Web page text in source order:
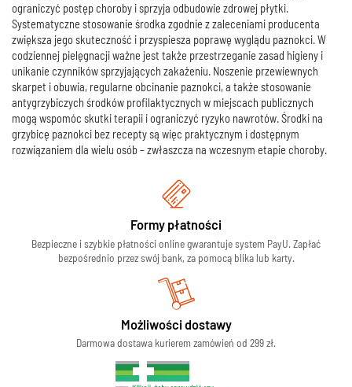
ograniczyć postęp choroby i sprzyja odbudowie zdrowej płytki.
Systematyczne stosowanie środka zgodnie z zaleceniami producenta
zwiększa jego skuteczność i przyspiesza poprawę wyglądu paznokci. W
codziennej pielęgnacji ważne jest także przestrzeganie zasad higieny i
unikanie czynników sprzyjających zakażeniu. Noszenie przewiewnych
skarpet i obuwia, regularne obcinanie paznokci, a także stosowanie
antygrzybiczych środków profilaktycznych w miejscach publicznych
mogą wspomóc skutki terapii i ograniczyć ryzyko nawrotów. Środki na
grzybicę paznokci bez recepty są więc praktycznym i dostępnym
rozwiązaniem dla wielu osób – zwłaszcza na wczesnym etapie choroby.
Formy płatności
Bezpieczne i szybkie płatności online gwarantuje system PayU. Zapłać
bezpośrednio przez swój bank, za pomocą blika lub karty.
Możliwości dostawy
Darmowa dostawa kurierem zamówień od 299 zł.